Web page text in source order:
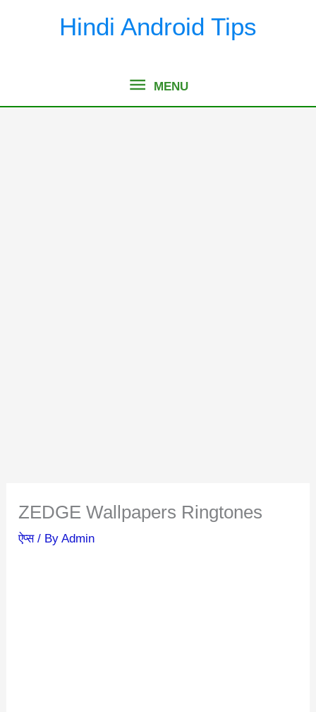
Hindi Android Tips
MENU
MENU
ZEDGE Wallpapers Ringtones
ऐप्स/ ByAdmin